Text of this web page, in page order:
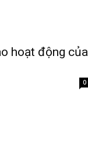
hoạt động của
0